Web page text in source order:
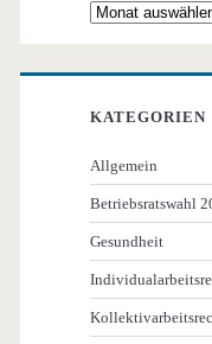
Archiv
KATEGORIEN
Allgemein
Betriebsratswahl
Gesundheit